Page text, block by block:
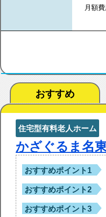
月額費
おすすめ
住宅型有料老人ホーム
かざぐるま名
おすすめポイント1
おすすめポイント2
おすすめポイント3